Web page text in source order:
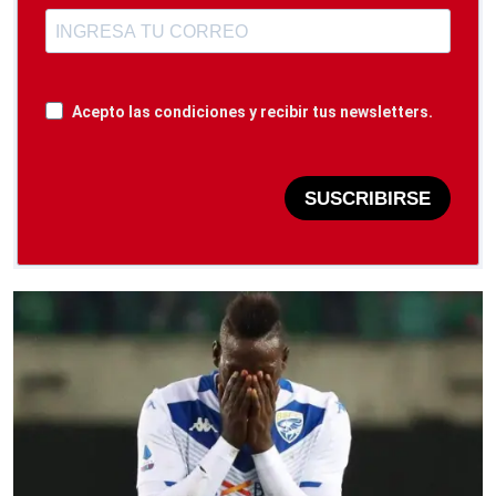
Acepto las condiciones y recibir tus newsletters.
SUSCRIBIRSE